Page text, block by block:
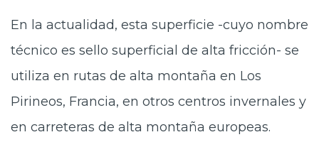
En la actualidad, esta superficie -cuyo nombre
técnico es sello superficial de alta fricción- se
utiliza en rutas de alta montaña en Los
Pirineos, Francia, en otros centros invernales y
en carreteras de alta montaña europeas.